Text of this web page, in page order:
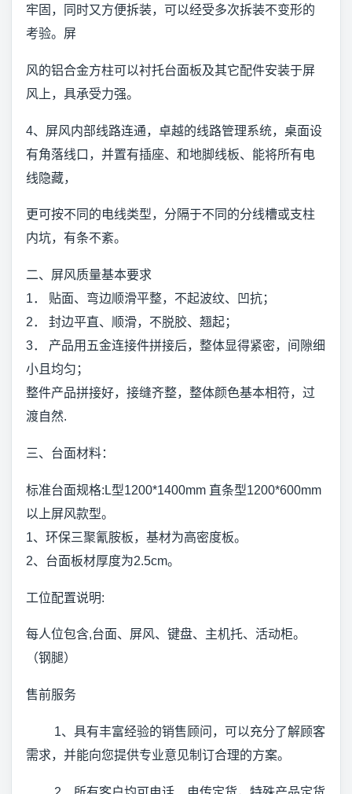
牢固，同时又方便拆装，可以经受多次拆装不变形的
考验。屏
风的铝合金方柱可以衬托台面板及其它配件安装于屏
风上，具承受力强。
4、屏风内部线路连通，卓越的线路管理系统，桌面设
有角落线口，并置有插座、和地脚线板、能将所有电
线隐藏，
更可按不同的电线类型，分隔于不同的分线槽或支柱
内坑，有条不紊。
二、屏风质量基本要求
1． 贴面、弯边顺滑平整，不起波纹、凹抗；
2． 封边平直、顺滑，不脱胶、翘起；
3． 产品用五金连接件拼接后，整体显得紧密，间隙细
小且均匀；
整件产品拼接好，接缝齐整，整体颜色基本相符，过
渡自然.
三、台面材料：
标准台面规格:L型1200*1400mm 直条型1200*600mm
以上屏风款型。
1、环保三聚氰胺板，基材为高密度板。
2、台面板材厚度为2.5cm。
工位配置说明:
每人位包含,台面、屏风、键盘、主机托、活动柜。
（钢腿）
售前服务
1、具有丰富经验的销售顾问，可以充分了解顾客
需求，并能向您提供专业意见制订合理的方案。